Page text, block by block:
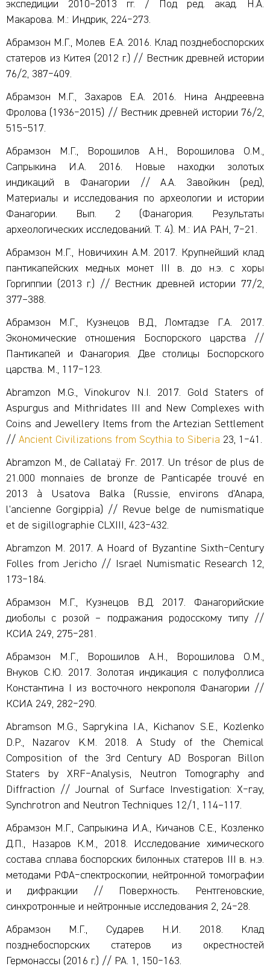
экспедиции 2010–2013 гг. / Под ред. акад. Н.А.
Макарова. М.: Индрик, 224‒273.
Абрамзон М.Г., Молев Е.А. 2016. Клад позднебоспорских
статеров из Китея (2012 г.) // Вестник древней истории
76/2, 387‒409.
Абрамзон М.Г., Захаров Е.А. 2016. Нина Андреевна
Фролова (1936‒2015) // Вестник древней истории 76/2,
515‒517.
Абрамзон М.Г., Ворошилов А.Н., Ворошилова О.М.,
Сапрыкина И.А. 2016. Новые находки золотых
индикаций в Фанагории // А.А. Завойкин (ред),
Материалы и исследования по археологии и истории
Фанагории. Вып. 2 (Фанагория. Результаты
археологических исследований. Т. 4). М.: ИА РАН, 7‒21.
Абрамзон М.Г., Новичихин А.М. 2017. Крупнейший клад
пантикапейских медных монет III в. до н.э. с хоры
Горгиппии (2013 г.) // Вестник древней истории 77/2,
377–388.
Абрамзон М.Г., Кузнецов В.Д., Ломтадзе Г.А. 2017.
Экономические отношения Боспорского царства //
Пантикапей и Фанагория. Две столицы Боспорского
царства. М., 117‒123.
Abramzon M.G., Vinokurov N.I. 2017. Gold Staters of
Aspurgus and Mithridates III and New Complexes with
Coins and Jewellery Items from the Artezian Settlement
// Ancient Civilizations from Scythia to Siberia 23, 1‒41.
Abramzon M., de Callataÿ Fr. 2017. Un trésor de plus de
21.000 monnaies de bronze de Panticapée trouvé en
2013 à Usatova Balka (Russie, environs d’Anapa,
l’ancienne Gorgippia) // Revue belge de numismatique
et de sigillographie CLXIII, 423‒432.
Abramzon M. 2017. A Hoard of Byzantine Sixth‒Century
Folles from Jericho // Israel Numismatic Research 12,
173‒184.
Абрамзон М.Г., Кузнецов В.Д. 2017. Фанагорийские
диоболы с розой – подражания родосскому типу //
КСИА 249, 275‒281.
Абрамзон М.Г., Ворошилов А.Н., Ворошилова О.М.,
Внуков С.Ю. 2017. Золотая индикация с полуфоллиса
Константина I из восточного некрополя Фанагории //
КСИА 249, 282‒290.
Abramson M.G., Saprykina I.A., Kichanov S.E., Kozlenko
D.P., Nazarov K.M. 2018. A Study of the Chemical
Composition of the 3rd Century AD Bosporan Billon
Staters by XRF‒Analysis, Neutron Tomography and
Diffraction // Journal of Surface Investigation: X‒ray,
Synchrotron and Neutron Techniques 12/1, 114–117.
Абрамзон М.Г., Сапрыкина И.А., Кичанов С.Е., Козленко
Д.П., Назаров К.М., 2018. Исследование химического
состава сплава боспорских билонных статеров III в. н.э.
методами РФА‒спектроскопии, нейтронной томографии
и дифракции // Поверхность. Рентгеновские,
синхротронные и нейтронные исследования 2, 24‒28.
Абрамзон М.Г., Сударев Н.И. 2018. Клад
позднебоспорских статеров из окрестностей
Гермонассы (2016 г.) // РА. 1, 150‒163.